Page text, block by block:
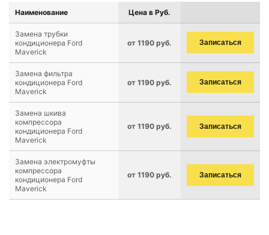
Наименование Цена в Руб.
Замена трубки
кондиционера Ford
Maverick
от 1190 руб. Записаться
Замена фильтра
кондиционера Ford
Maverick
от 1190 руб. Записаться
Замена шкива
компрессора
кондиционера Ford
Maverick
от 1190 руб. Записаться
Замена электромуфты
компрессора
кондиционера Ford
Maverick
от 1190 руб. Записаться